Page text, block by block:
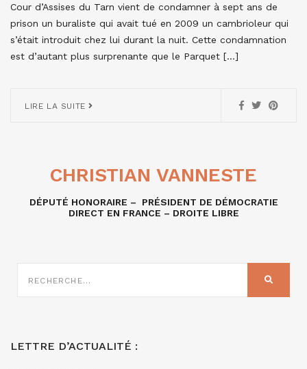
Cour d’Assises du Tarn vient de condamner à sept ans de
prison un buraliste qui avait tué en 2009 un cambrioleur qui
s’était introduit chez lui durant la nuit. Cette condamnation
est d’autant plus surprenante que le Parquet […]
LIRE LA SUITE
CHRISTIAN VANNESTE
DÉPUTÉ HONORAIRE – PRÉSIDENT DE DÉMOCRATIE
DIRECT EN FRANCE – DROITE LIBRE
SUR
LETTRE D’ACTUALITÉ :